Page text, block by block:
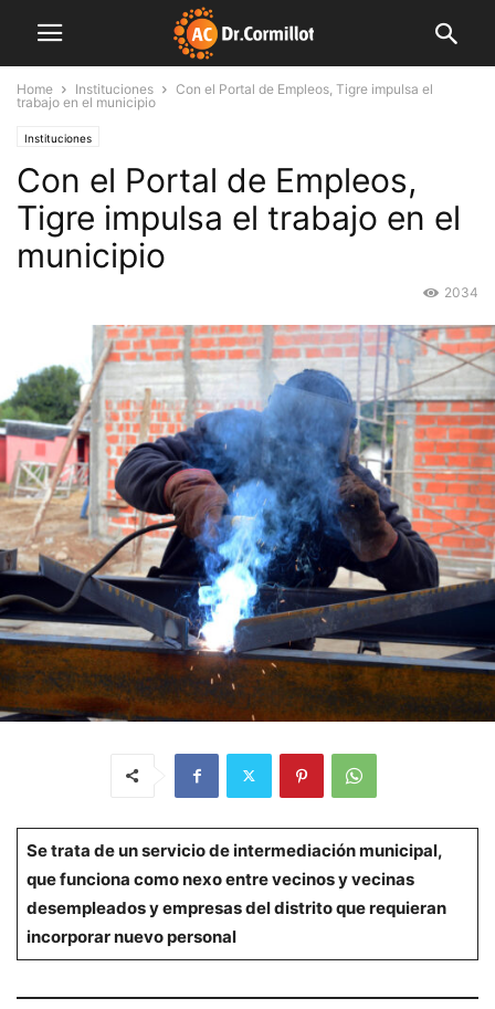
Home Instituciones
Con el Portal de Empleos, Tigre impulsa el
trabajo en el municipio
Instituciones
Con el Portal de Empleos,
Tigre impulsa el trabajo en el
municipio
2034
Se trata de un servicio de intermediación municipal,
que funciona como nexo entre vecinos y vecinas
desempleados y empresas del distrito que requieran
incorporar nuevo personal